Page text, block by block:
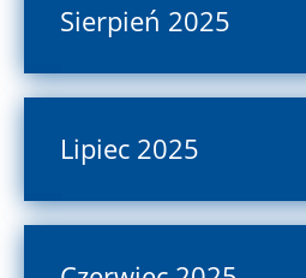
Sierpień 2025
Lipiec 2025